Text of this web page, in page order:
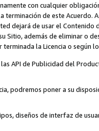
con cualquier
terminación de este
dejará de usar el
Sitio, además de eliminar o
la Licencia o según
API de Publicidad del
podremos poner a su
diseños de interfaz de